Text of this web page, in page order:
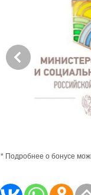
* Подробнее о бонусе